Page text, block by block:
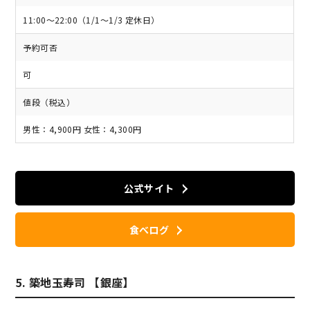
11:00～22:00（1/1～1/3 定休日）
予約可否
可
値段（税込）
男性：4,900円 女性：4,300円
公式サイト
食べログ
5. 築地玉寿司 【銀座】